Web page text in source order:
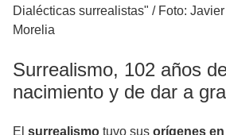
Dialécticas surrealistas" / Foto:
Morelia
Surrealismo, 102 años
nacimiento y de dar a
El surrealismo tuvo sus orígenes